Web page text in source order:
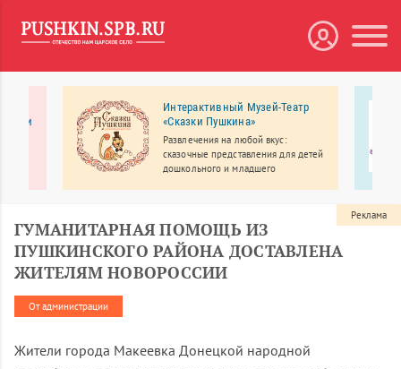
Интерактивный Музей-Театр
«Сказки Пушкина»
Развлечения на любой вкус:
сказочные представления для детей
дошкольного и младшего
классы.
ГУМАНИТАРНАЯ ПОМОЩЬ ИЗ
ПУШКИНСКОГО РАЙОНА ДОСТАВЛЕНА
ЖИТЕЛЯМ НОВОРОССИИ
От администрации
Жители города Макеевка Донецкой народной
Реклама